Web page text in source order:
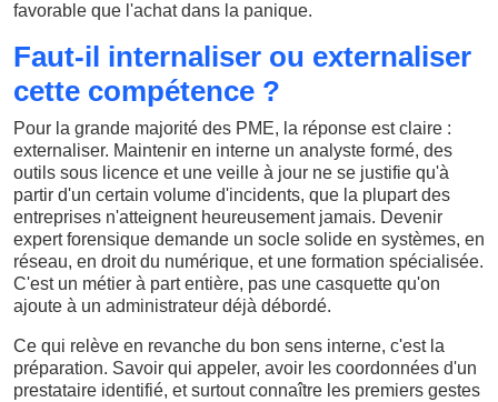
favorable que l'achat dans la panique.
Faut-il internaliser ou externaliser
cette compétence ?
Pour la grande majorité des PME, la réponse est claire :
externaliser. Maintenir en interne un analyste formé, des
outils sous licence et une veille à jour ne se justifie qu'à
partir d'un certain volume d'incidents, que la plupart des
entreprises n'atteignent heureusement jamais. Devenir
expert forensique demande un socle solide en systèmes, en
réseau, en droit du numérique, et une formation spécialisée.
C'est un métier à part entière, pas une casquette qu'on
ajoute à un administrateur déjà débordé.
Ce qui relève en revanche du bon sens interne, c'est la
préparation. Savoir qui appeler, avoir les coordonnées d'un
prestataire identifié, et surtout connaître les premiers gestes